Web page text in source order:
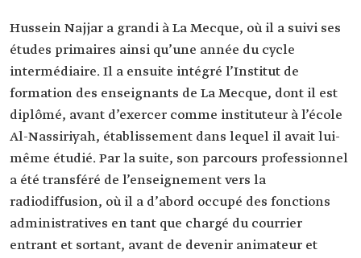
Programmes
Ma’a Al-Talaba, Rihlat Al-Harf ‘Abra Al-Athir, Nadi
Al-Huwat, Sabah Al-Nour, Sahra Ma’a Fannan.
Distinction
Personnalité médiatique de l’année, Forum
saoudien des médias 2026.
Hussein Najjar a grandi à La Mecque, où il a suivi ses
études primaires ainsi qu’une année du cycle
intermédiaire. Il a ensuite intégré l’Institut de
formation des enseignants de La Mecque, dont il est
diplômé, avant d’exercer comme instituteur à l’école
Al-Nassiriyah, établissement dans lequel il avait lui-
même étudié. Par la suite, son parcours professionnel
a été transféré de l’enseignement vers la
radiodiffusion, où il a d’abord occupé des fonctions
administratives en tant que chargé du courrier
entrant et sortant, avant de devenir animateur et